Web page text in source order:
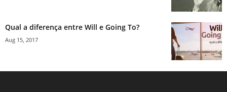
Qual a diferença entre Will e Going To?
Aug 15, 2017